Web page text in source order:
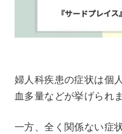
婦人科疾患の症状は個
血多量などが挙げられま
一方、全く関係ない症